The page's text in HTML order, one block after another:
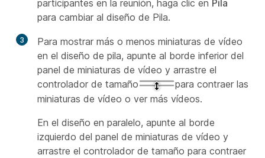
participantes en la reunión, haga clic en Pila
para cambiar al diseño de Pila.
3
Para mostrar más o menos miniaturas de vídeo
en el diseño de pila, apunte al borde inferior del
panel de miniaturas de vídeo y arrastre el
controlador de tamaño
para contraer las
miniaturas de vídeo o ver más vídeos.
En el diseño en paralelo, apunte al borde
izquierdo del panel de miniaturas de vídeo y
arrastre el controlador de tamaño para contraer